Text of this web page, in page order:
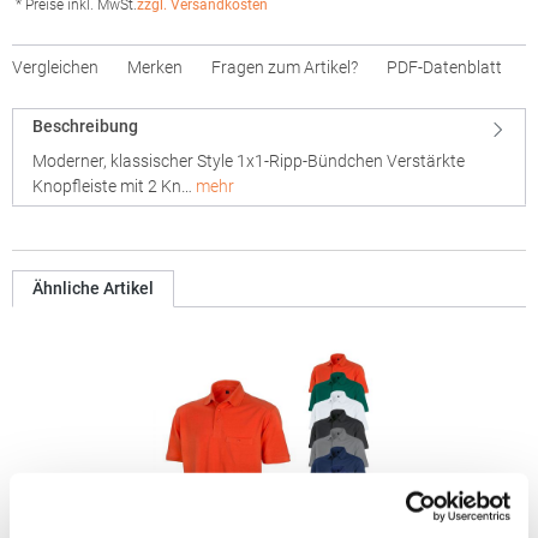
* Preise inkl. MwSt.zzgl. Versandkosten
Vergleichen Merken Fragen zum Artikel? PDF-Datenblatt
Beschreibung
Moderner, klassischer Style 1x1-Ripp-Bündchen Verstärkte
Knopfleiste mit 2 Kn… mehr
Ähnliche Artikel